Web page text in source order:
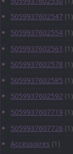
5059937602547 (1)
5059937602554 (1)
5059937602561 (1)
5059937602578 (1)
5059937602585 (1)
5059937602592 (1)
5059937607719 (1)
5059937607726 (1)
Accessoires (1)